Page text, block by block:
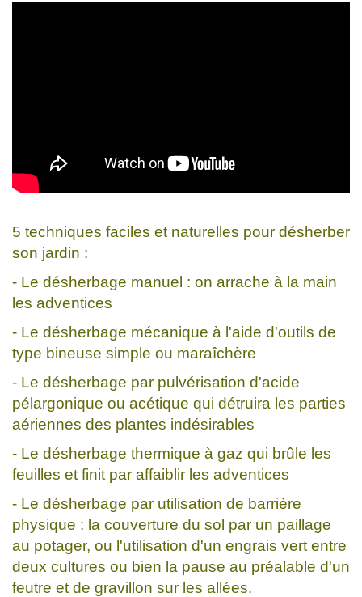
5 techniques faciles et naturelles pour désherber
son jardin :
- Le désherbage manuel : on arrache à la main
les adventices
- Le désherbage mécanique à l'aide d'outils de
type bineuse simple ou maraîchère
- Le désherbage par pulvérisation d'acide
pélargonique ou acétique qui détruira les parties
aériennes des plantes indésirables
- Le désherbage thermique à gaz qui brûle les
feuilles et finit par affaiblir les adventices
- Le désherbage par utilisation de barrière
physique : la couverture du sol par un paillage
au potager, ou l'utilisation d'un engrais vert entre
deux cultures ou bien la pause au préalable d'un
feutre et de gravillon sur les allées.